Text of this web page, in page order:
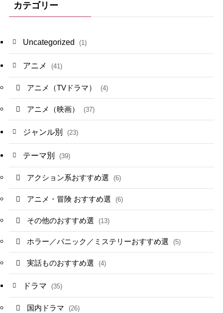
カテゴリー
Uncategorized (1)
アニメ (41)
アニメ（TVドラマ） (4)
アニメ（映画） (37)
ジャンル別 (23)
テーマ別 (39)
アクション系おすすめ選 (6)
アニメ・冒険 おすすめ選 (6)
その他のおすすめ選 (13)
ホラー／パニック／ミステリーおすすめ選 (5)
実話ものおすすめ選 (4)
ドラマ (35)
国内ドラマ (26)